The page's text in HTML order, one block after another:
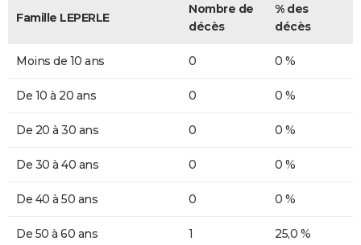
Famille LEPERLE
Nombre de
décès
% des
décès
Moins de 10 ans 0 0 %
De 10 à 20 ans 0 0 %
De 20 à 30 ans 0 0 %
De 30 à 40 ans 0 0 %
De 40 à 50 ans 0 0 %
De 50 à 60 ans 1 25,0 %